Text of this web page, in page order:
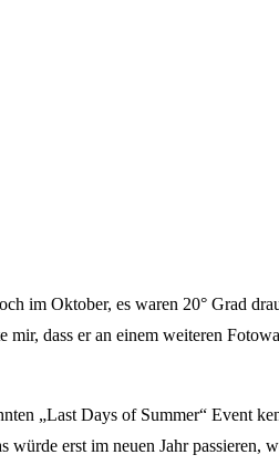
im Oktober, es waren 20° Grad
dass er an einem weiteren
„Last Days of Summer“ Event
erst im neuen Jahr passieren,